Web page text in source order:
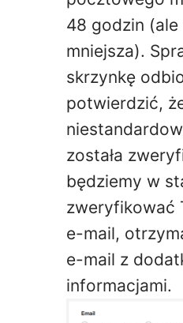
48 godzin
mniejsza).
skrzynkę
potwierdzić,
została
będziemy w
zweryfikować
e-mail,
e-mail z
informacjami.